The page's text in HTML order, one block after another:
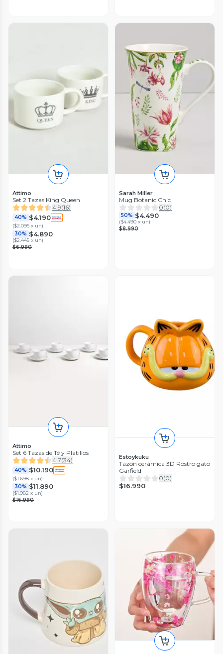
Attimo
Set 2 Tazas King Queen
4.9(16)
40% $4.190
($2.095 x un)
30% $4.890
($2.445 x un)
$6.990
Sarah Miller
Mug Botanic Chic
0(0)
50% $4.490
($4.490 x un)
$8.990
Attimo
Set 6 Tazas de Té y Platillos
4.7(34)
40% $10.190
($1.698 x un)
30% $11.890
($1.982 x un)
$16.990
Estoykuku
Tazón cerámica 3D Rostro gato
Garfield
0(0)
$16.990